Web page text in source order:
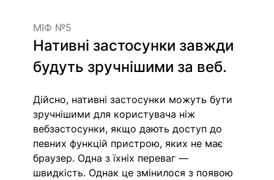
МІФ №5
Нативні застосунки завжди
будуть зручнішими за веб.
Дійсно, нативні застосунки можуть бути
зручнішими для користувача ніж
вебзастосунки, якщо дають доступ до
певних функцій пристрою, яких не має
браузер. Одна з їхніх переваг —
швидкість. Однак це змінилося з появою